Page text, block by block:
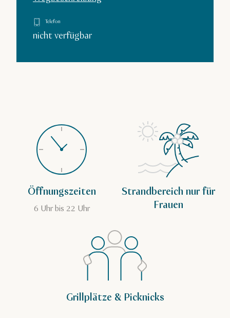
Telefon
nicht verfügbar
Öffnungszeiten
6 Uhr bis 22 Uhr
Strandbereich nur für
Frauen
Grillplätze & Picknicks